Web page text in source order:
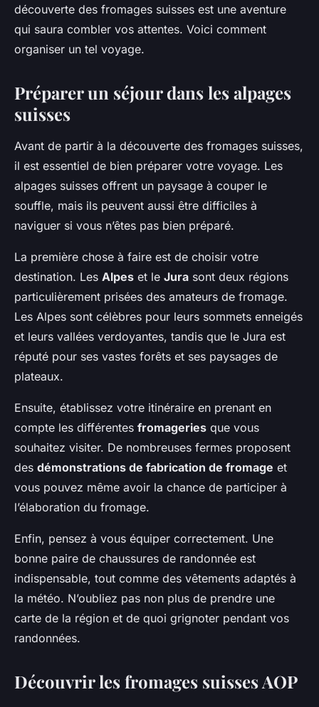
Mathilde•7 mars 2024•7 min de lecture
découverte des fromages suisses est une aventure
qui saura combler vos attentes. Voici comment
organiser un tel voyage.
Préparer un séjour dans les alpages
suisses
Avant de partir à la découverte des fromages suisses,
il est essentiel de bien préparer votre voyage. Les
alpages suisses offrent un paysage à couper le
souffle, mais ils peuvent aussi être difficiles à
naviguer si vous n’êtes pas bien préparé.
La première chose à faire est de choisir votre
destination. Les Alpes et le Jura sont deux régions
particulièrement prisées des amateurs de fromage.
Les Alpes sont célèbres pour leurs sommets enneigés
et leurs vallées verdoyantes, tandis que le Jura est
réputé pour ses vastes forêts et ses paysages de
plateaux.
Ensuite, établissez votre itinéraire en prenant en
compte les différentes fromageries que vous
souhaitez visiter. De nombreuses fermes proposent
des démonstrations de fabrication de fromage et
vous pouvez même avoir la chance de participer à
l’élaboration du fromage.
Enfin, pensez à vous équiper correctement. Une
bonne paire de chaussures de randonnée est
indispensable, tout comme des vêtements adaptés à
la météo. N’oubliez pas non plus de prendre une
carte de la région et de quoi grignoter pendant vos
randonnées.
Découvrir les fromages suisses AOP